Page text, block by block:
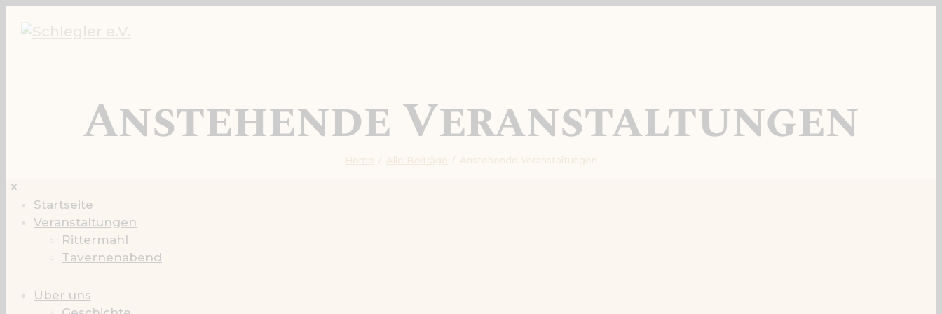
Anstehende Veranstaltungen
Home Alle Beiträge Anstehende Veranstaltungen
Startseite
Veranstaltungen
Rittermahl
Tavernenabend
Über uns